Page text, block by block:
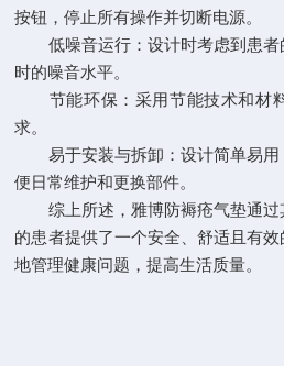
按钮，停止所有操作并切断电源。
低噪音运行：设计时考虑到患者
时的噪音水平。
节能环保：采用节能技术和材
求。
易于安装与拆卸：设计简单易用
便日常维护和更换部件。
综上所述，雅博防褥疮气垫通过
的患者提供了一个安全、舒适且有
地管理健康问题，提高生活质量。